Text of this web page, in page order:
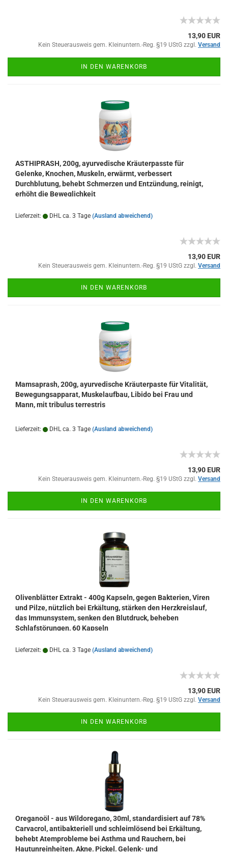
13,90 EUR
Kein Steuerausweis gem. Kleinuntern.-Reg. §19 UStG zzgl. Versand
IN DEN WARENKORB
ASTHIPRASH, 200g, ayurvedische Kräuterpasste für
Gelenke, Knochen, Muskeln, erwärmt, verbessert
Durchblutung, behebt Schmerzen und Entzündung, reinigt,
erhöht die Beweglichkeit
Lieferzeit: DHL ca. 3 Tage (Ausland abweichend)
13,90 EUR
Kein Steuerausweis gem. Kleinuntern.-Reg. §19 UStG zzgl. Versand
IN DEN WARENKORB
Mamsaprash, 200g, ayurvedische Kräuterpaste für Vitalität,
Bewegungsapparat, Muskelaufbau, Libido bei Frau und
Mann, mit tribulus terrestris
Lieferzeit: DHL ca. 3 Tage (Ausland abweichend)
13,90 EUR
Kein Steuerausweis gem. Kleinuntern.-Reg. §19 UStG zzgl. Versand
IN DEN WARENKORB
Olivenblätter Extrakt - 400g Kapseln, gegen Bakterien, Viren
und Pilze, nützlich bei Erkältung, stärken den Herzkreislauf,
das Immunsystem, senken den Blutdruck, beheben
Schlafstörungen, 60 Kapseln
Lieferzeit: DHL ca. 3 Tage (Ausland abweichend)
13,90 EUR
Kein Steuerausweis gem. Kleinuntern.-Reg. §19 UStG zzgl. Versand
IN DEN WARENKORB
Oreganoöl - aus Wildoregano, 30ml, standardisiert auf 78%
Carvacrol, antibakteriell und schleimlösend bei Erkältung,
behebt Atemprobleme bei Asthma und Rauchern, bei
Hautunreinheiten, Akne, Pickel, Gelenk- und